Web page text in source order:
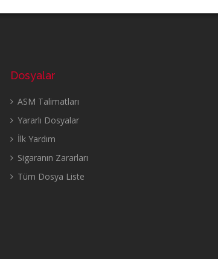
Dosyalar
ASM Talimatları
Yararlı Dosyalar
İlk Yardım
Sigaranın Zararları
Tüm Dosya Liste